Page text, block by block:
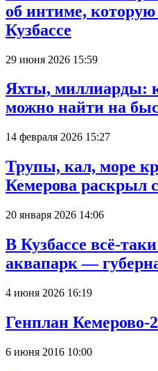
об интиме,
Кузбассе
29 июня 2026 15:59
Яхты, миллиарды:
можно найти на
14 февраля 2026 15:27
Трупы, кал, море
Кемерова раскрыл
20 января 2026 14:06
В Кузбассе всё-
аквапарк —
4 июня 2026 16:19
Генплан Кемерово-
6 июня 2016 10:00